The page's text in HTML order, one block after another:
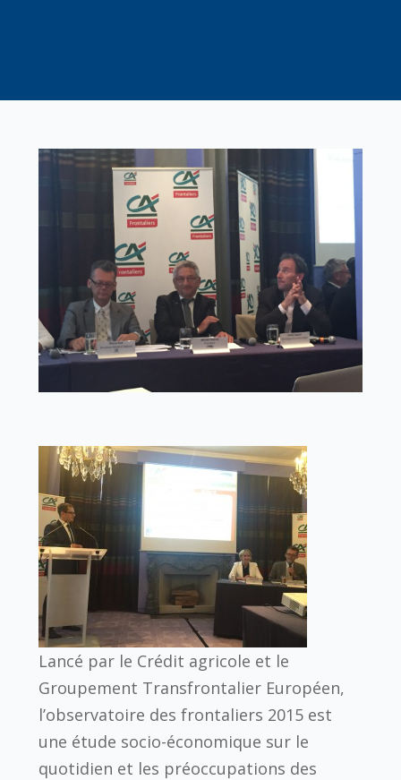
Lancé par le Crédit agricole et le
Groupement Transfrontalier Européen,
l’observatoire des frontaliers 2015 est
une étude socio-économique sur le
quotidien et les préoccupations des